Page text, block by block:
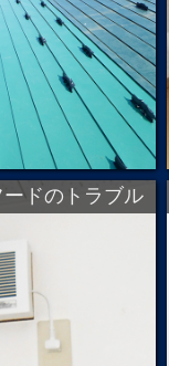
ドのトラブル